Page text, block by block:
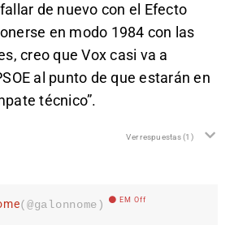
de nuevo con el Efecto
en modo 1984 con las
creo que Vox casi va a
al punto de que estarán en
técnico”.
Ver respuestas(1)
(@galonnome) EM Off